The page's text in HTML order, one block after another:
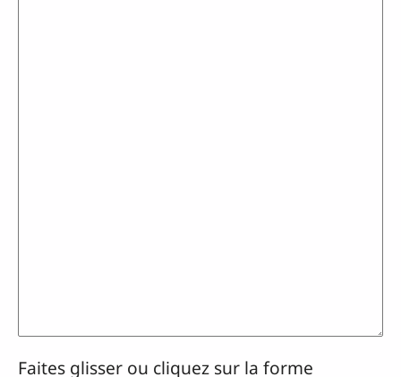
Faites glisser ou cliquez sur la forme